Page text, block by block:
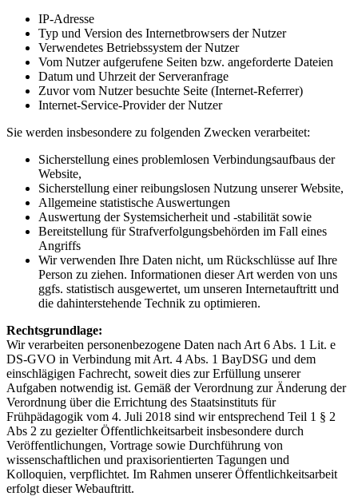
IP-Adresse
Typ und Version des Internetbrowsers der Nutzer
Verwendetes Betriebssystem der Nutzer
Vom Nutzer aufgerufene Seiten bzw. angeforderte Dateien
Datum und Uhrzeit der Serveranfrage
Zuvor vom Nutzer besuchte Seite (Internet-Referrer)
Internet-Service-Provider der Nutzer
Sie werden insbesondere zu folgenden Zwecken verarbeitet:
Sicherstellung eines problemlosen Verbindungsaufbaus der
Website,
Sicherstellung einer reibungslosen Nutzung unserer Website,
Allgemeine statistische Auswertungen
Auswertung der Systemsicherheit und -stabilität sowie
Bereitstellung für Strafverfolgungsbehörden im Fall eines
Angriffs
Wir verwenden Ihre Daten nicht, um Rückschlüsse auf Ihre
Person zu ziehen. Informationen dieser Art werden von uns
ggfs. statistisch ausgewertet, um unseren Internetauftritt und
die dahinterstehende Technik zu optimieren.
Rechtsgrundlage:
Wir verarbeiten personenbezogene Daten nach Art 6 Abs. 1 Lit. e
DS-GVO in Verbindung mit Art. 4 Abs. 1 BayDSG und dem
einschlägigen Fachrecht, soweit dies zur Erfüllung unserer
Aufgaben notwendig ist. Gemäß der Verordnung zur Änderung der
Verordnung über die Errichtung des Staatsinstituts für
Frühpädagogik vom 4. Juli 2018 sind wir entsprechend Teil 1 § 2
Abs 2 zu gezielter Öffentlichkeitsarbeit insbesondere durch
Veröffentlichungen, Vortrage sowie Durchführung von
wissenschaftlichen und praxisorientierten Tagungen und
Kolloquien, verpflichtet. Im Rahmen unserer Öffentlichkeitsarbeit
erfolgt dieser Webauftritt.